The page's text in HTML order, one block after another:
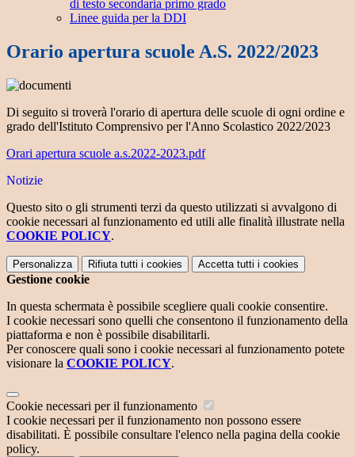
di testo secondaria primo grado
Linee guida per la DDI
Orario apertura scuole A.S. 2022/2023
Di seguito si troverà l'orario di apertura delle scuole di ogni ordine e
grado dell'Istituto Comprensivo per l'Anno Scolastico 2022/2023
Orari apertura scuole a.s.2022-2023.pdf
Notizie
Questo sito o gli strumenti terzi da questo utilizzati si avvalgono di
cookie necessari al funzionamento ed utili alle finalità illustrate nella
COOKIE POLICY.
Personalizza Rifiuta tutti i cookies Accetta tutti i cookies
Gestione cookie
In questa schermata è possibile scegliere quali cookie consentire.
I cookie necessari sono quelli che consentono il funzionamento della
piattaforma e non è possibile disabilitarli.
Per conoscere quali sono i cookie necessari al funzionamento potete
visionare la COOKIE POLICY.
Cookie necessari per il funzionamento
I cookie necessari per il funzionamento non possono essere
disabilitati. È possibile consultare l'elenco nella pagina della cookie
policy.